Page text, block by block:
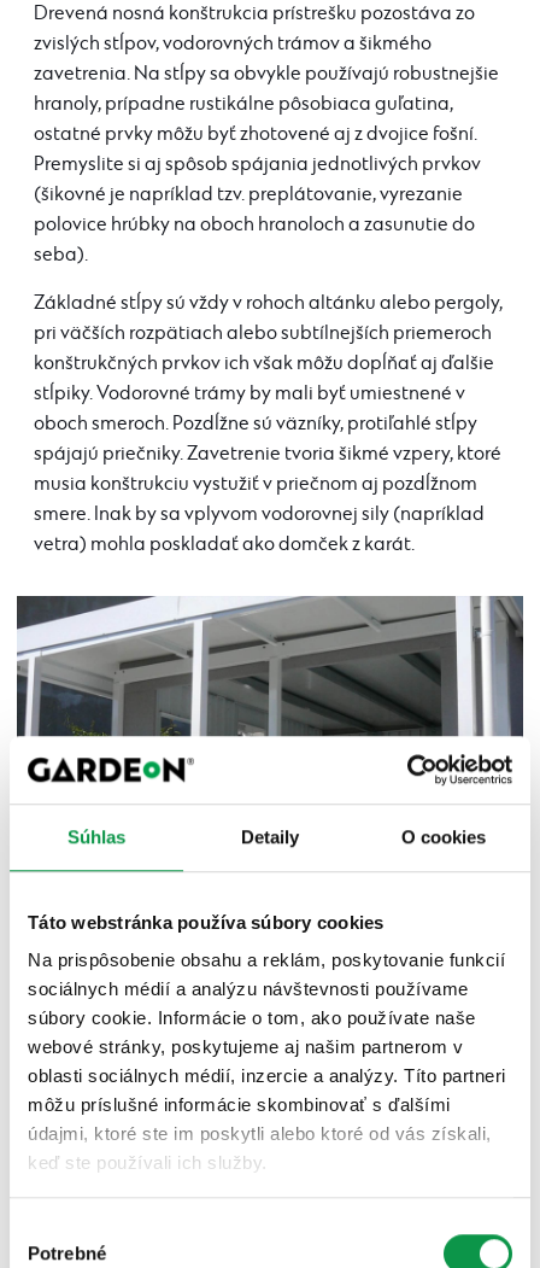
Súhlas Detaily O cookies
Táto webstránka používa súbory cookies
Na prispôsobenie obsahu a reklám, poskytovanie funkcií
sociálnych médií a analýzu návštevnosti používame
súbory cookie. Informácie o tom, ako používate naše
webové stránky, poskytujeme aj našim partnerom v
oblasti sociálnych médií, inzercie a analýzy. Títo partneri
môžu príslušné informácie skombinovať s ďalšími
údajmi, ktoré ste im poskytli alebo ktoré od vás získali,
keď ste používali ich služby.
súhlasu
Potrebné
Drevená nosná konštrukcia prístrešku pozostáva zo
zvislých stĺpov, vodorovných trámov a šikmého
zavetrenia. Na stĺpy sa obvykle používajú robustnejšie
hranoly, prípadne rustikálne pôsobiaca guľatina,
ostatné prvky môžu byť zhotovené aj z dvojice fošní.
Premyslite si aj spôsob spájania jednotlivých prvkov
(šikovné je napríklad tzv. preplátovanie, vyrezanie
polovice hrúbky na oboch hranoloch a zasunutie do
seba).
Základné stĺpy sú vždy v rohoch altánku alebo pergoly,
pri väčších rozpätiach alebo subtílnejších priemeroch
konštrukčných prvkov ich však môžu dopĺňať aj ďalšie
stĺpiky. Vodorovné trámy by mali byť umiestnené v
oboch smeroch. Pozdĺžne sú väzníky, protiľahlé stĺpy
spájajú priečniky. Zavetrenie tvoria šikmé vzpery, ktoré
musia konštrukciu vystužiť v priečnom aj pozdĺžnom
smere. Inak by sa vplyvom vodorovnej sily (napríklad
vetra) mohla poskladať ako domček z karát.
5. Konštrukcia strechy
Jednoduchším variantom je pultová strecha, ktorá má
jedinú rovinu so sklonom od 3 ° do 15 °. Takýto nízky
sklon však môže byť nevýhodný keď napadne veľa
snehu, ktorý zo strechy neskĺzne a môže altánok
preťažiť. Náročnejšou možnosťou je sedlová strecha,
ktorá máva väčší sklon. Na konštrukciu strechy sa